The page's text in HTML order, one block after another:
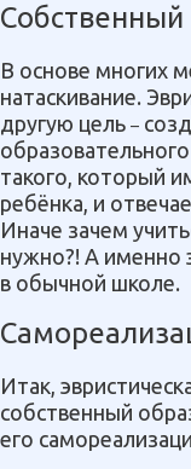
Собственный
В основе многих
натаскивание.
другую цель –
такого, который
ребёнка, и
Иначе зачем
нужно?! А именно
в обычной школе.
Итак,
собственный
его